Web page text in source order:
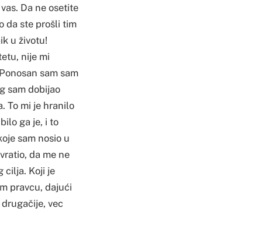
Da ne osetite
da ste prošli tim
u životu!
nije mi
sam sam
sam dobijao
To mi je hranilo
ga je, i to
sam nosio u
da me ne
cilja. Koji je
pravcu, dajući
vec